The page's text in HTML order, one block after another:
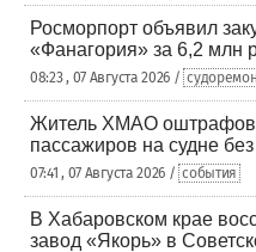
Росморпорт объявил
«Фанагория» за 6,2 млн
08:23 , 07 Августа 2026 /
Житель ХМАО
пассажиров на судне
07:41 , 07 Августа 2026 / события
В Хабаровском крае
завод «Якорь» в